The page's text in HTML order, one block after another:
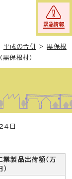
緊急情報
平成の合併>黒保根
黒保根村）
日
業製品出荷額（万
）